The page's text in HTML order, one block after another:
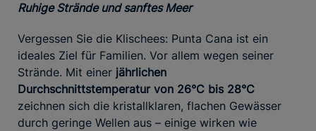
Ruhige Strände und sanftes Meer
Vergessen Sie die Klischees: Punta Cana ist ein
ideales Ziel für Familien. Vor allem wegen seiner
Strände. Mit einer jährlichen
Durchschnittstemperatur von 26°C bis 28°C
zeichnen sich die kristallklaren, flachen Gewässer
durch geringe Wellen aus – einige wirken wie